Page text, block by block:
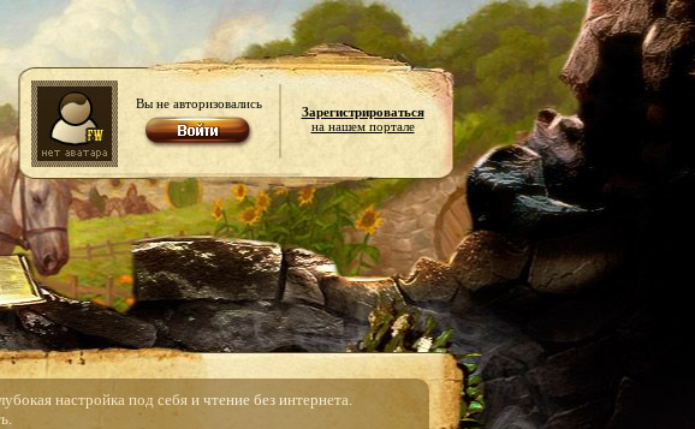
Вы не авторизовались
Зарегистрироваться
на нашем портале
настройка под себя и чтение без интернета.